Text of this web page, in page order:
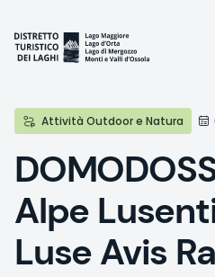
main
content
Attività Outdoor e Natura
Alpe
Luse Avis